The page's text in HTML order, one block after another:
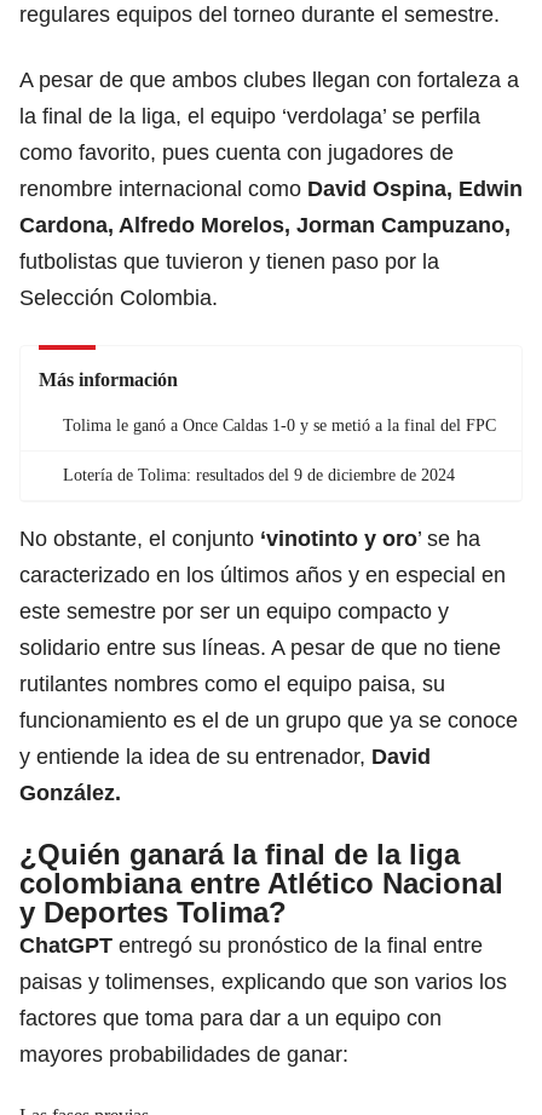
regulares equipos del torneo durante el semestre.
A pesar de que ambos clubes llegan con fortaleza a
la final de la liga, el equipo ‘verdolaga’ se perfila
como favorito, pues cuenta con jugadores de
renombre internacional como David Ospina, Edwin
Cardona, Alfredo Morelos, Jorman Campuzano,
futbolistas que tuvieron y tienen paso por la
Selección Colombia.
Más información
Tolima le ganó a Once Caldas 1-0 y se metió a la final del FPC
Lotería de Tolima: resultados del 9 de diciembre de 2024
No obstante, el conjunto ‘vinotinto y oro’ se ha
caracterizado en los últimos años y en especial en
este semestre por ser un equipo compacto y
solidario entre sus líneas. A pesar de que no tiene
rutilantes nombres como el equipo paisa, su
funcionamiento es el de un grupo que ya se conoce
y entiende la idea de su entrenador, David
González.
¿Quién ganará la final de la liga
colombiana entre Atlético Nacional
y Deportes Tolima?
ChatGPT entregó su pronóstico de la final entre
paisas y tolimenses, explicando que son varios los
factores que toma para dar a un equipo con
mayores probabilidades de ganar: